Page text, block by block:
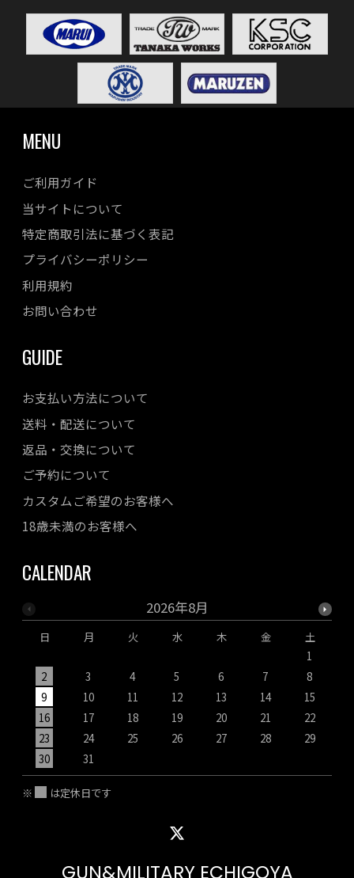
MENU
ご利用ガイド
当サイトについて
特定商取引法に基づく表記
プライバシーポリシー
利用規約
お問い合わせ
GUIDE
お支払い方法について
送料・配送について
返品・交換について
ご予約について
カスタムご希望のお客様へ
18歳未満のお客様へ
CALENDAR
2026年8月
日 月 火 水 木 金
土
1
2
3 4 5 6 7
8
9
10 11 12 13 14
15
16
17 18 19 20 21
22
23
24 25 26 27 28
29
30
31
※ は定休日です
GUN&MILITARY ECHIGOYA